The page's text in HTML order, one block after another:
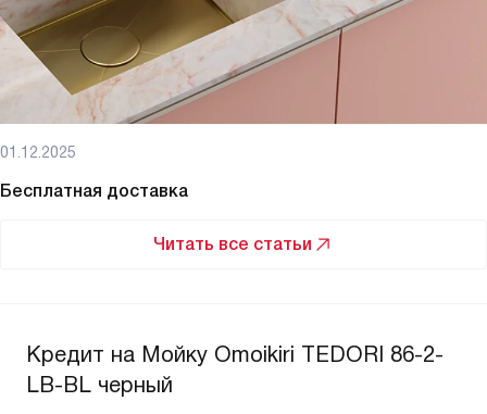
01.12.2025
Бесплатная доставка
Читать все статьи
Кредит на Мойку Omoikiri TEDORI 86-2-
LB-BL черный